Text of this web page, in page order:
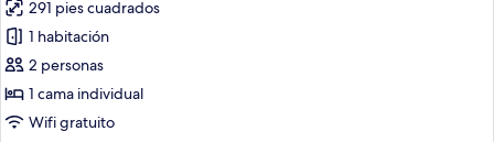
fotos
de
Habitación
estándar
291 pies cuadrados
1 habitación
2 personas
1 cama individual
Wifi gratuito